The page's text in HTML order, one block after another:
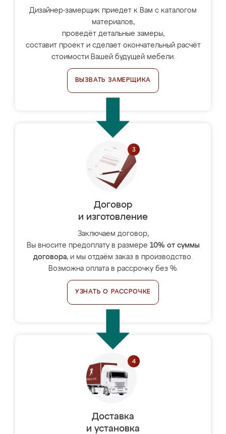
Дизайнер-замерщик приедет к Вам с каталогом
материалов,
проведёт детальные замеры,
составит проект и сделает окончательный расчёт
стоимости Вашей будущей мебели.
ВЫЗВАТЬ ЗАМЕРЩИКА
Договор
и изготовление
Заключаем договор,
Вы вносите предоплату в размере 10% от суммы
договора, и мы отдаём заказ в производство.
Возможна оплата в рассрочку без %.
УЗНАТЬ О РАССРОЧКЕ
Доставка
и установка